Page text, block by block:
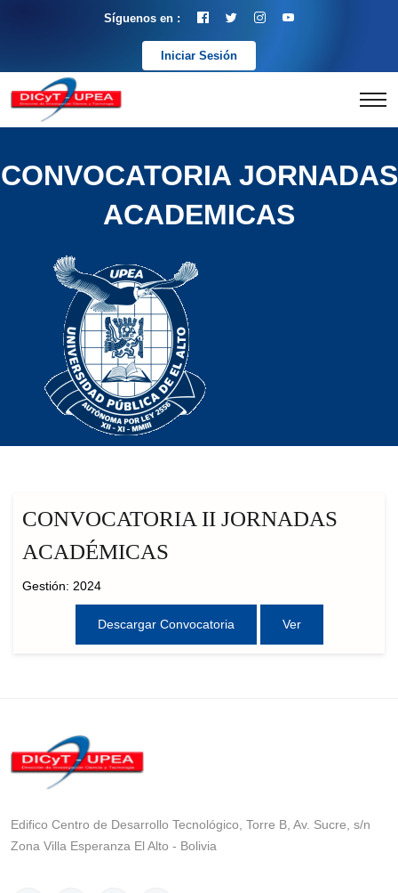
Síguenos en :
Iniciar Sesión
CONVOCATORIA JORNADAS
ACADEMICAS
CONVOCATORIA II JORNADAS
ACADÉMICAS
Gestión: 2024
Descargar Convocatoria Ver
Edifico Centro de Desarrollo Tecnológico, Torre B, Av. Sucre, s/n
Zona Villa Esperanza El Alto - Bolivia